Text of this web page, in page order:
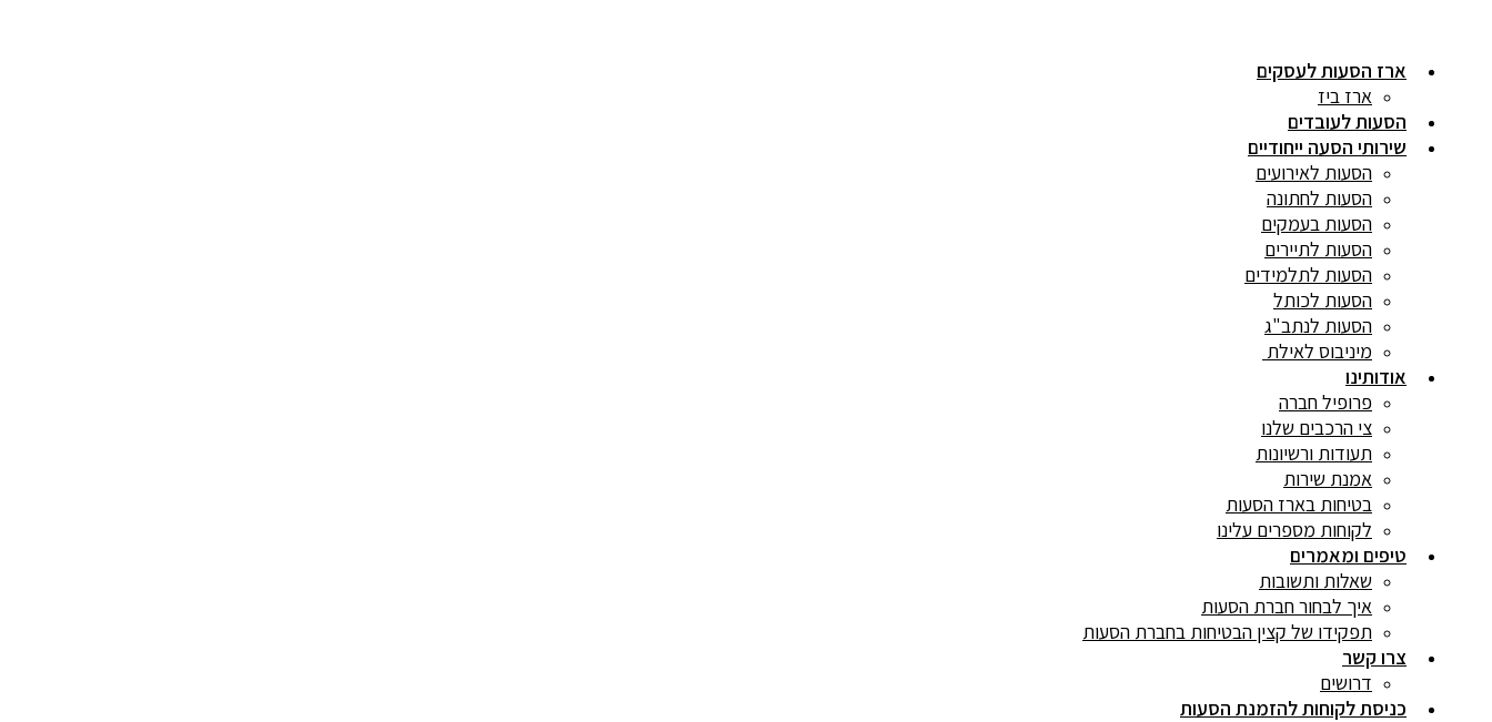
ארז הסעות לעסקים
ארז ביז
הסעות לעובדים
שירותי הסעה ייחודיים
הסעות לאירועים
הסעות לחתונה
הסעות בעמקים
הסעות לתיירים
הסעות לתלמידים
הסעות לכותל
הסעות לנתב"ג
מיניבוס לאילת
אודותינו
פרופיל חברה
צי הרכבים שלנו
תעודות ורשיונות
אמנת שירות
בטיחות בארז הסעות
לקוחות מספרים עלינו
טיפים ומאמרים
שאלות ותשובות
איך לבחור חברת הסעות
תפקידו של קצין הבטיחות בחברת הסעות
צרו קשר
דרושים
כניסת לקוחות להזמנת הסעות